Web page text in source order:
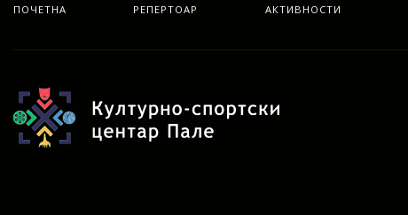
ПОЧЕТНА РЕПЕРТОАР АКТИВНОСТИ